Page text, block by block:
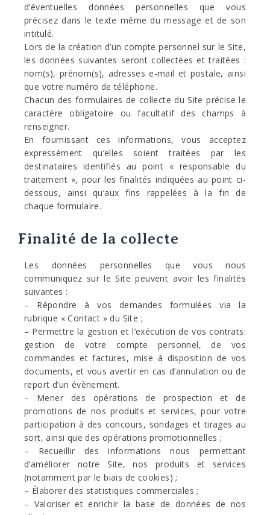
d’éventuelles données personnelles que vous
précisez dans le texte même du message et de son
intitulé.
Lors de la création d’un compte personnel sur le Site,
les données suivantes seront collectées et traitées :
nom(s), prénom(s), adresses e-mail et postale, ainsi
que votre numéro de téléphone.
Chacun des formulaires de collecte du Site précise le
caractère obligatoire ou facultatif des champs à
renseigner.
En fournissant ces informations, vous acceptez
expressément qu’elles soient traitées par les
destinataires identifiés au point « responsable du
traitement », pour les finalités indiquées au point ci-
dessous, ainsi qu’aux fins rappelées à la fin de
chaque formulaire.
Finalité de la collecte
Les données personnelles que vous nous
communiquez sur le Site peuvent avoir les finalités
suivantes :
– Répondre à vos demandes formulées via la
rubrique « Contact » du Site ;
– Permettre la gestion et l’exécution de vos contrats:
gestion de votre compte personnel, de vos
commandes et factures, mise à disposition de vos
documents, et vous avertir en cas d’annulation ou de
report d’un évènement.
– Mener des opérations de prospection et de
promotions de nos produits et services, pour votre
participation à des concours, sondages et tirages au
sort, ainsi que des opérations promotionnelles ;
– Recueillir des informations nous permettant
d’améliorer notre Site, nos produits et services
(notamment par le biais de cookies) ;
– Élaborer des statistiques commerciales ;
– Valoriser et enrichir la base de données de nos